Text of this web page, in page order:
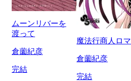
ムーンリバーを
渡って
倉薗紀彦
完結
魔法行商人ロマ
倉薗紀彦
完結